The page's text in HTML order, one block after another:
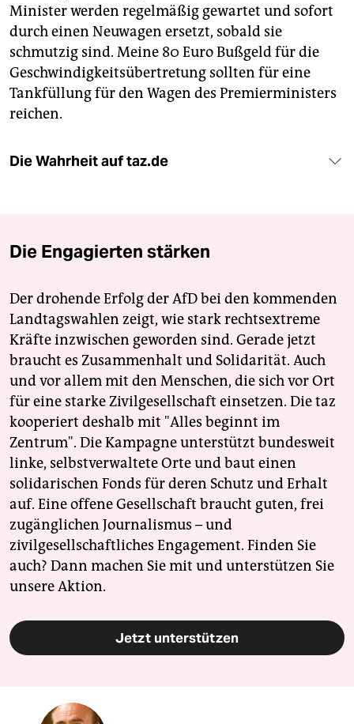
Minister werden regelmäßig gewartet und sofort
durch einen Neuwagen ersetzt, sobald sie
schmutzig sind. Meine 80 Euro Bußgeld für die
Geschwindigkeitsübertretung sollten für eine
Tankfüllung für den Wagen des Premierministers
reichen.
Die Wahrheit auf taz.de
Die Engagierten stärken
Der drohende Erfolg der AfD bei den kommenden
Landtagswahlen zeigt, wie stark rechtsextreme
Kräfte inzwischen geworden sind. Gerade jetzt
braucht es Zusammenhalt und Solidarität. Auch
und vor allem mit den Menschen, die sich vor Ort
für eine starke Zivilgesellschaft einsetzen. Die taz
kooperiert deshalb mit "Alles beginnt im
Zentrum". Die Kampagne unterstützt bundesweit
linke, selbstverwaltete Orte und baut einen
solidarischen Fonds für deren Schutz und Erhalt
auf. Eine offene Gesellschaft braucht guten, frei
zugänglichen Journalismus – und
zivilgesellschaftliches Engagement. Finden Sie
auch? Dann machen Sie mit und unterstützen Sie
unsere Aktion.
Jetzt unterstützen